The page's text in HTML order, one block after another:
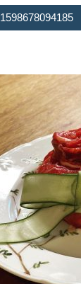
1598678094185